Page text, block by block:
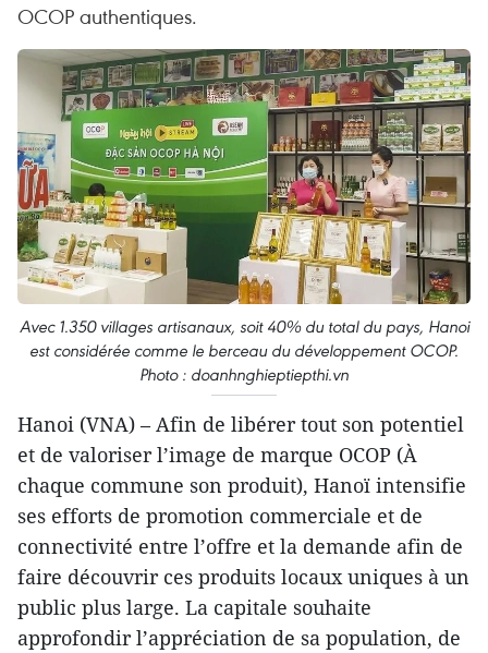
OCOP authentiques.
Avec 1.350 villages artisanaux, soit 40% du total du pays, Hanoi
est considérée comme le berceau du développement OCOP.
Photo : doanhnghieptiepthi.vn
Hanoi (VNA) – Afin de libérer tout son potentiel
et de valoriser l’image de marque OCOP (À
chaque commune son produit), Hanoï intensifie
ses efforts de promotion commerciale et de
connectivité entre l’offre et la demande afin de
faire découvrir ces produits locaux uniques à un
public plus large. La capitale souhaite
approfondir l’appréciation de sa population, de